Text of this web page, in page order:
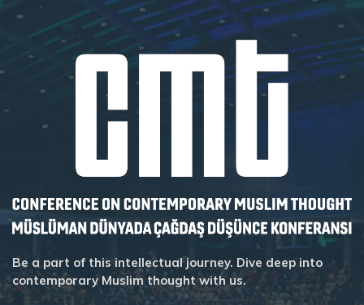
Be a part of this intellectual journey. Dive deep into
contemporary Muslim thought with us.